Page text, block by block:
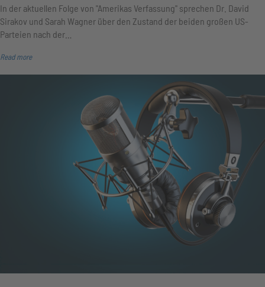
In der aktuellen Folge von "Amerikas Verfassung" sprechen Dr. David
Sirakov und Sarah Wagner über den Zustand der beiden großen US-
Parteien nach der…
Read more